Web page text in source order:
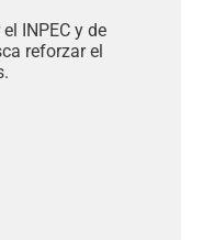
INPEC y de
reforzar el